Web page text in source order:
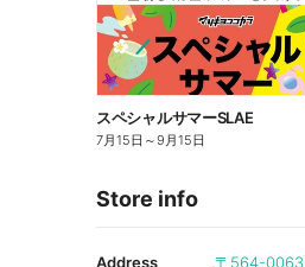
スペシャルサマーSLAE
7月15日 ～9月15日
Store info
Address 〒564-0063